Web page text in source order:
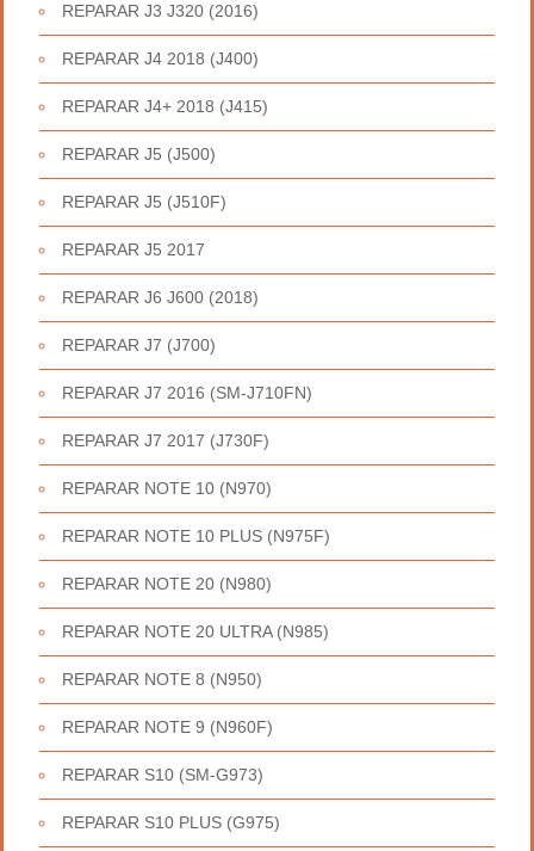
REPARAR J3 J320 (2016)
REPARAR J4 2018 (J400)
REPARAR J4+ 2018 (J415)
REPARAR J5 (J500)
REPARAR J5 (J510F)
REPARAR J5 2017
REPARAR J6 J600 (2018)
REPARAR J7 (J700)
REPARAR J7 2016 (SM-J710FN)
REPARAR J7 2017 (J730F)
REPARAR NOTE 10 (N970)
REPARAR NOTE 10 PLUS (N975F)
REPARAR NOTE 20 (N980)
REPARAR NOTE 20 ULTRA (N985)
REPARAR NOTE 8 (N950)
REPARAR NOTE 9 (N960F)
REPARAR S10 (SM-G973)
REPARAR S10 PLUS (G975)